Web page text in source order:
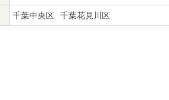
千葉中央区 千葉花見川区